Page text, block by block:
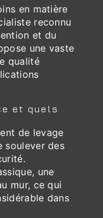
en matière
reconnu
et du
une vaste
qualité
et quels
de levage
soulever des
une
mur, ce qui
dans